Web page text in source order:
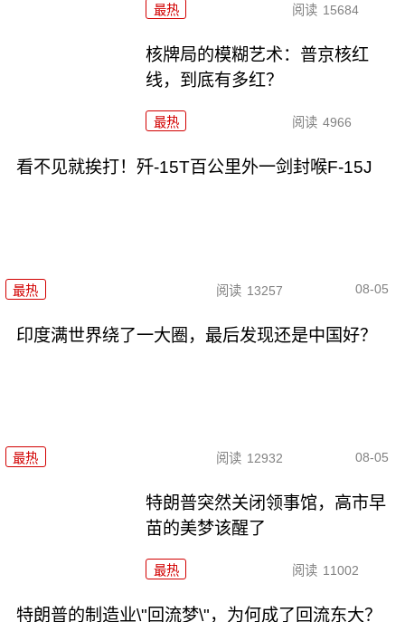
最热 阅读 15684
核牌局的模糊艺术：普京核红
线，到底有多红？
最热 阅读 4966
看不见就挨打！歼-15T百公里外一剑封喉F-15J
最热 阅读 13257 08-05
印度满世界绕了一大圈，最后发现还是中国好？
最热 阅读 12932 08-05
特朗普突然关闭领事馆，高市早
苗的美梦该醒了
最热 阅读 11002
特朗普的制造业\"回流梦\"，为何成了回流东大？